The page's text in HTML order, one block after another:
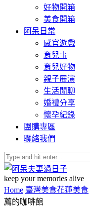
好物開箱
美食開箱
阿呆日常
感官遊戲
育兒事
育兒好物
親子展演
生活閒聊
婚禮分享
懷孕紀錄
團購專區
聯絡我們
keep your memories alive
Home 臺灣美食花蓮美食
薦的咖啡館